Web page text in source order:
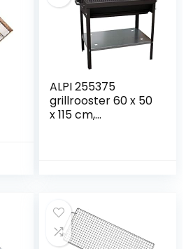
ALPI 255375
grillrooster 60 x 50
x 115 cm,